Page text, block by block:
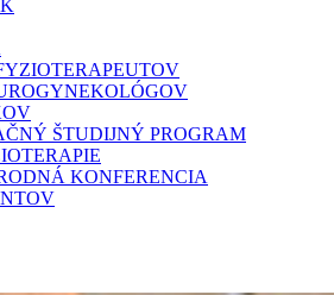
ŠTUDIJNÝ PROGRAM
KONFERENCIA